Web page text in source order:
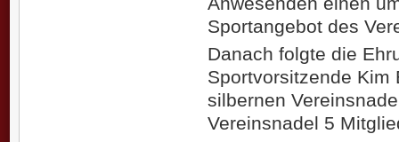
Sportangebot des
Danach folgte die
Sportvorsitzende Kim
silbernen
Vereinsnadel 5